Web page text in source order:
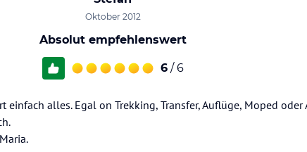
Oktober 2012
Absolut empfehlenswert
6 / 6
alles. Egal on Trekking, Transfer, Auflüge, Moped oder